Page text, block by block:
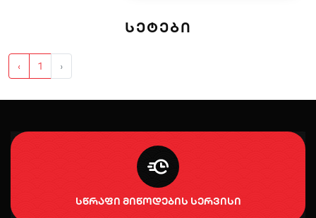
სენდვიჩი ნიგირები მაკები
ᲡᲔᲢᲔᲑᲘ
‹ 1 ›
სწრაფი მიწოდების სერვისი